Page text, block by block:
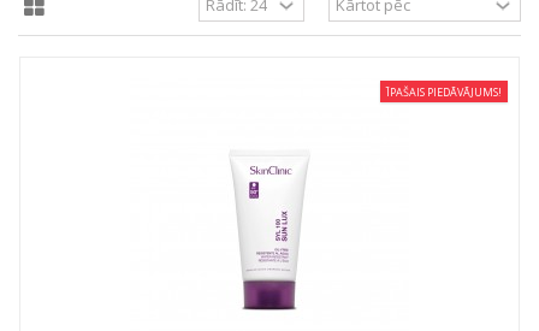
ĪPAŠAIS PIEDĀVĀJUMS!